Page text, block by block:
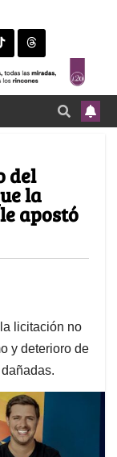
del
la
apostó
licitación no
y deterioro de